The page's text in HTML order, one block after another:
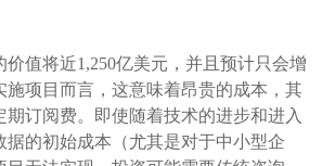
价值将近1,250亿美元，并且预计只会增
施项目而言，这意味着昂贵的成本，其
期订阅费。即使随着技术的进步和进入
据的初始成本（尤其是对于中小型企